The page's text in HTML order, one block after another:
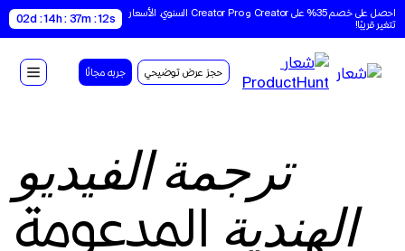
تتغير قريبًا!
02d : 14h : 37m : 11s
حجز عرض توضيحي جربه مجانًا
ترجمة الفيديو
الهندية المدعومة